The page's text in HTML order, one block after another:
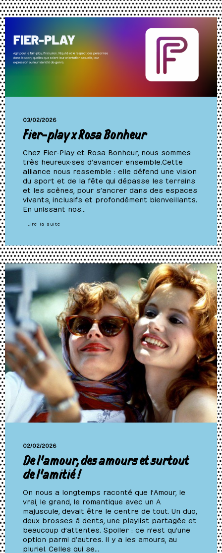
03/02/2026
Fier-play x Rosa Bonheur
Chez Fier-Play et Rosa Bonheur, nous sommes
très heureux·ses d’avancer ensemble.Cette
alliance nous ressemble : elle défend une vision
du sport et de la fête qui dépasse les terrains
et les scènes, pour s’ancrer dans des espaces
vivants, inclusifs et profondément bienveillants.
En unissant nos…
Lire la suite
02/02/2026
De l’amour, des amours et surtout
de l’amitié !
On nous a longtemps raconté que l’Amour, le
vrai, le grand, le romantique avec un A
majuscule, devait être le centre de tout. Un duo,
deux brosses à dents, une playlist partagée et
beaucoup d’attentes. Spoiler : ce n’est qu’une
option parmi d’autres. Il y a les amours, au
pluriel. Celles qui se…